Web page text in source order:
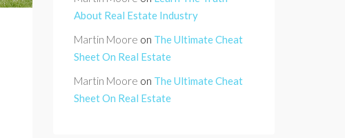
About Real Estate Industry
Martin Moore on The Ultimate Cheat
Sheet On Real Estate
Martin Moore on The Ultimate Cheat
Sheet On Real Estate